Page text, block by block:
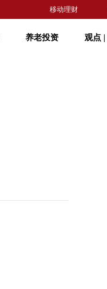
移动理财
养老投资 观点